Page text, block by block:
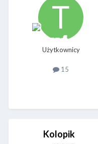
Użytkownicy
15
Kolopik